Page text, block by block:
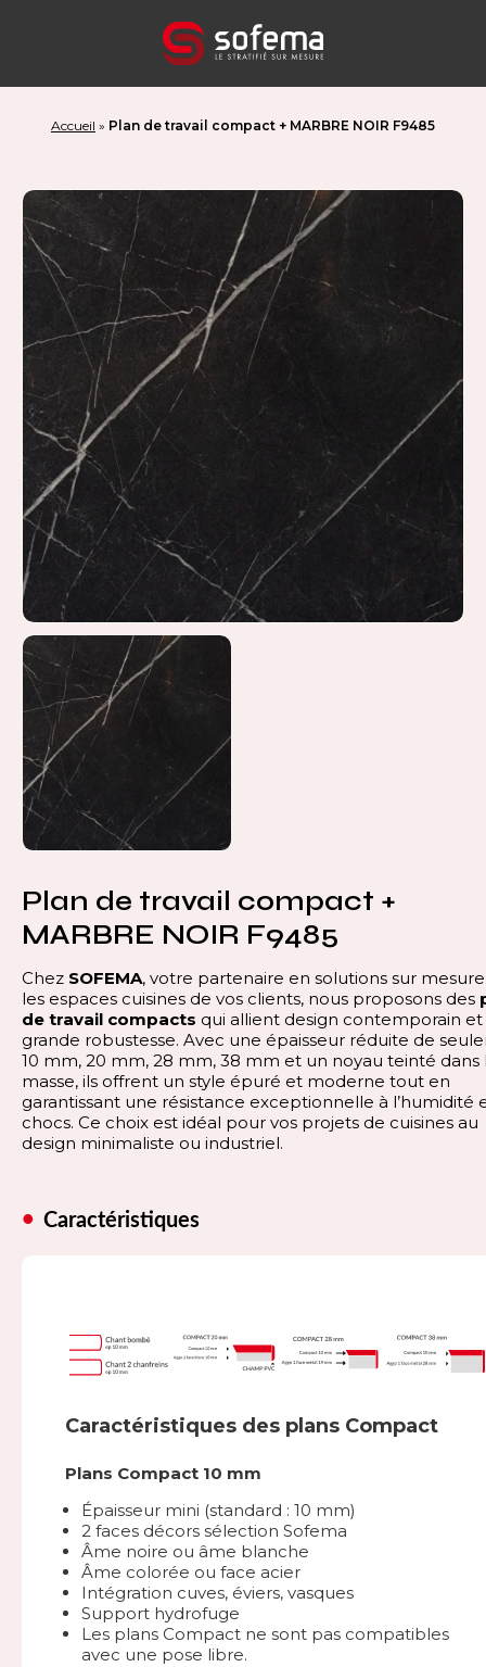
Accueil » Plan de travail compact + MARBRE NOIR F9485
Plan de travail compact +
MARBRE NOIR F9485
Chez SOFEMA, votre partenaire en solutions sur
les espaces cuisines de vos clients, nous proposons des
de travail compacts qui allient design contemporain et
grande robustesse. Avec une épaisseur réduite de
10 mm, 20 mm, 28 mm, 38 mm et un noyau teinté dans
masse, ils offrent un style épuré et moderne tout en
garantissant une résistance exceptionnelle à l’humidité
chocs. Ce choix est idéal pour vos projets de cuisines au
design minimaliste ou industriel.
Caractéristiques
Caractéristiques des plans Compact
Plans Compact 10 mm
Épaisseur mini (standard : 10 mm)
2 faces décors sélection Sofema
Âme noire ou âme blanche
Âme colorée ou face acier
Intégration cuves, éviers, vasques
Support hydrofuge
Les plans Compact ne sont pas compatibles
avec une pose libre.